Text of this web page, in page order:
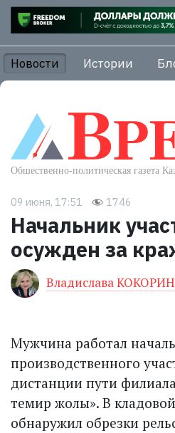
Новости Истории
09 июня, 17:51 1746
Начальник
осужден за
Владислава
Мужчина работал
производственного
дистанции пути
темир жолы». В
обнаружил обрезки